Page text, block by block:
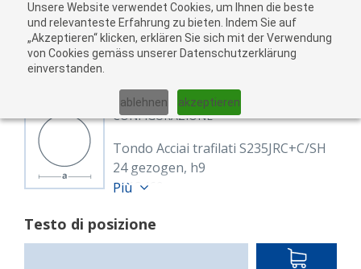
Unsere Website verwendet Cookies, um Ihnen die beste
und relevanteste Erfahrung zu bieten. Indem Sie auf
„Akzeptieren“ klicken, erklären Sie sich mit der Verwendung
von Cookies gemäss unserer Datenschutzerklärung
einverstanden.
ablehnen akzeptieren
01 02
CONFIGURAZIONE
Tondo Acciai trafilati S235JRC+C/SH
24 gezogen, h9
8118469
EN 10277
blank, gezogen h9
Più
Testo di posizione
IN